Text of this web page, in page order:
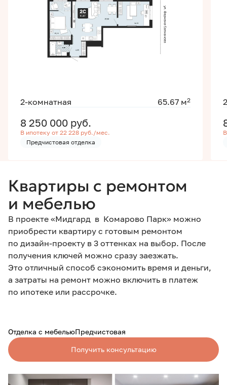
2-комнатная 65.67 м2
8 250 000 руб.
В ипотеку от 22 228 руб./мес.
Предчистовая отделка
Квартиры с ремонтом
и мебелью
В проекте «Мидгард в Комарово Парк» можно
приобрести квартиру с готовым ремонтом
по дизайн-проекту в 3 оттенках на выбор. После
получения ключей можно сразу заезжать.
Это отличный способ сэкономить время и деньги,
а затраты на ремонт можно включить в платеж
по ипотеке или рассрочке.
Отделка с мебельюПредчистовая
Получить консультацию